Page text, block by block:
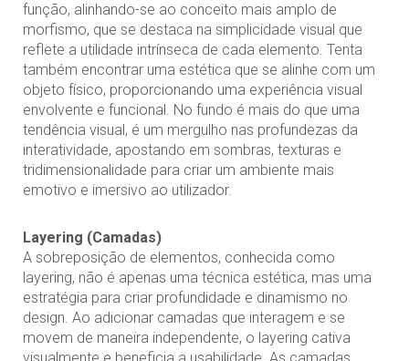
função, alinhando-se ao conceito mais amplo de
morfismo, que se destaca na simplicidade visual que
reflete a utilidade intrínseca de cada elemento. Tenta
também encontrar uma estética que se alinhe com um
objeto físico, proporcionando uma experiência visual
envolvente e funcional. No fundo é mais do que uma
tendência visual, é um mergulho nas profundezas da
interatividade, apostando em sombras, texturas e
tridimensionalidade para criar um ambiente mais
emotivo e imersivo ao utilizador.
Layering (Camadas)
A sobreposição de elementos, conhecida como
layering, não é apenas uma técnica estética, mas uma
estratégia para criar profundidade e dinamismo no
design. Ao adicionar camadas que interagem e se
movem de maneira independente, o layering cativa